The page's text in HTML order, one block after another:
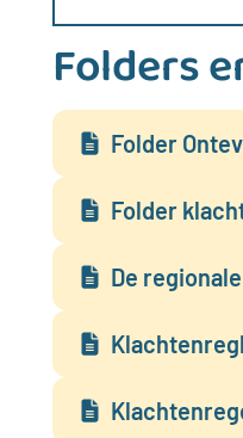
Folders
Folder
Folder
De